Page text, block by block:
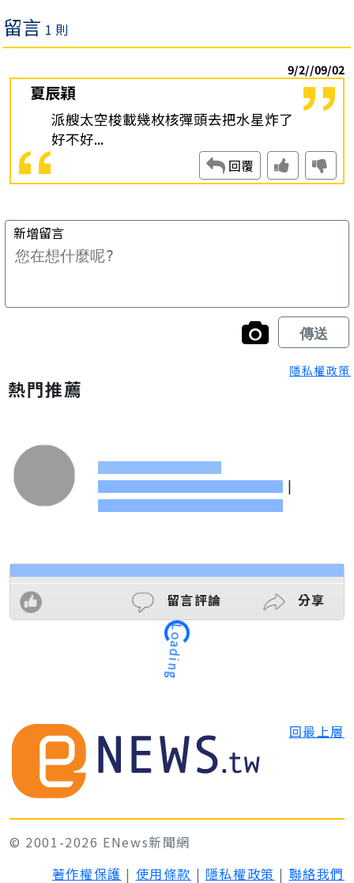
隱私權政策
熱門推薦
|
留言評論 分享
Loading
回最上層
© 2001-2026 ENews新聞網
著作權保護 | 使用條款 | 隱私權政策 | 聯絡我們